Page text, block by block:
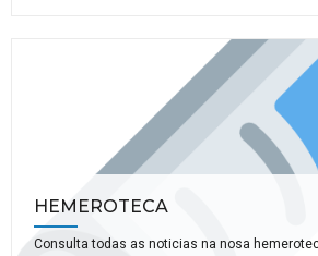
HEMEROTECA
Consulta todas as noticias na nosa